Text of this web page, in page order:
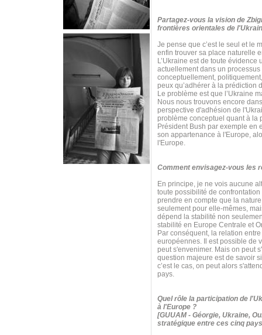
Partagez-vous la vision de
frontières orientales de
Je pense que c’est le seul et le
enfin trouver sa place naturelle
L’Ukraine est de toute
actuellement dans un
conceptuellement,
peux qu’adhérer à la prédiction
Le problème est que l’Ukraine
Nous nous trouvons encore
perspective d'adhésion de
problème conceptuel quant à la
Président Bush par exemple
son appartenance à l'Europe,
l'Europe.
Comment envisagez-vous les
En principe, je ne vois aucune
toute possibilité de
prendre en compte que la
seulement pour elle-mêmes,
dépend la stabilité non
stabilité en Europe Centrale et
Par conséquent, la relation
européennes. Il est possible de
peut s'envenimer. Mais on peut
question majeure est de savoir
c’est le cas, on peut alors
pays.
Quel rôle la participation de
à l'Europe ?
[GUUAM - Géorgie, Ukraine,
stratégique entre ces cinq